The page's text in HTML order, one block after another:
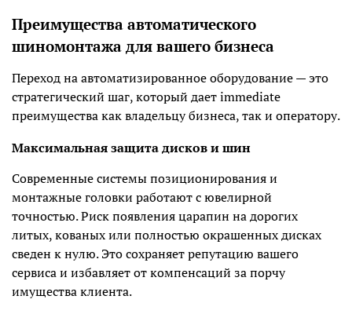
Преимущества автоматического
шиномонтажа для вашего бизнеса
Переход на автоматизированное оборудование — это
стратегический шаг, который дает immediate
преимущества как владельцу бизнеса, так и оператору.
Максимальная защита дисков и шин
Современные системы позиционирования и
монтажные головки работают с ювелирной
точностью. Риск появления царапин на дорогих
литых, кованых или полностью окрашенных дисках
сведен к нулю. Это сохраняет репутацию вашего
сервиса и избавляет от компенсаций за порчу
имущества клиента.